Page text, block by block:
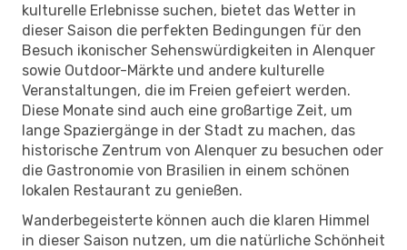
kulturelle Erlebnisse suchen, bietet das Wetter in
dieser Saison die perfekten Bedingungen für den
Besuch ikonischer Sehenswürdigkeiten in Alenquer
sowie Outdoor-Märkte und andere kulturelle
Veranstaltungen, die im Freien gefeiert werden.
Diese Monate sind auch eine großartige Zeit, um
lange Spaziergänge in der Stadt zu machen, das
historische Zentrum von Alenquer zu besuchen oder
die Gastronomie von Brasilien in einem schönen
lokalen Restaurant zu genießen.
Wanderbegeisterte können auch die klaren Himmel
in dieser Saison nutzen, um die natürliche Schönheit